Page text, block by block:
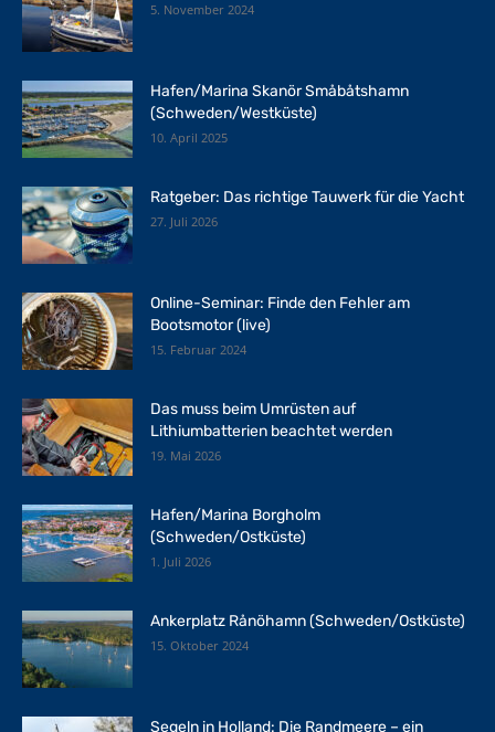
5. November 2024
Hafen/Marina Skanör Småbåtshamn
(Schweden/Westküste)
10. April 2025
Ratgeber: Das richtige Tauwerk für die Yacht
27. Juli 2026
Online-Seminar: Finde den Fehler am
Bootsmotor (live)
15. Februar 2024
Das muss beim Umrüsten auf
Lithiumbatterien beachtet werden
19. Mai 2026
Hafen/Marina Borgholm
(Schweden/Ostküste)
1. Juli 2026
Ankerplatz Rånöhamn (Schweden/Ostküste)
15. Oktober 2024
Segeln in Holland: Die Randmeere – ein